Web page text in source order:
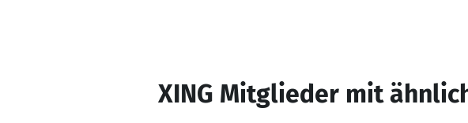
XING Mitglieder mit